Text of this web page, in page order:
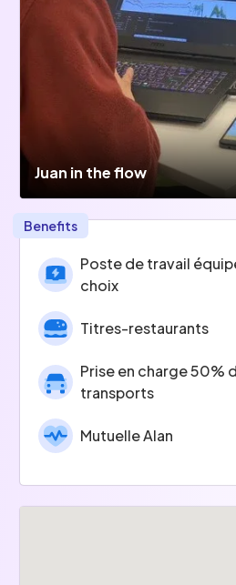
Juan in the flow
Benefits
Poste de travail
choix
Titres-restaurants
Prise en charge 50%
transports
Mutuelle Alan